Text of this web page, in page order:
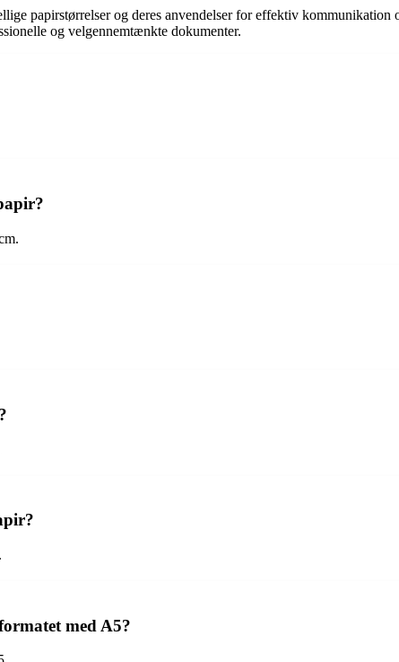
papirstørrelser og deres anvendelser for effektiv
og velgennemtænkte dokumenter.
med A5?